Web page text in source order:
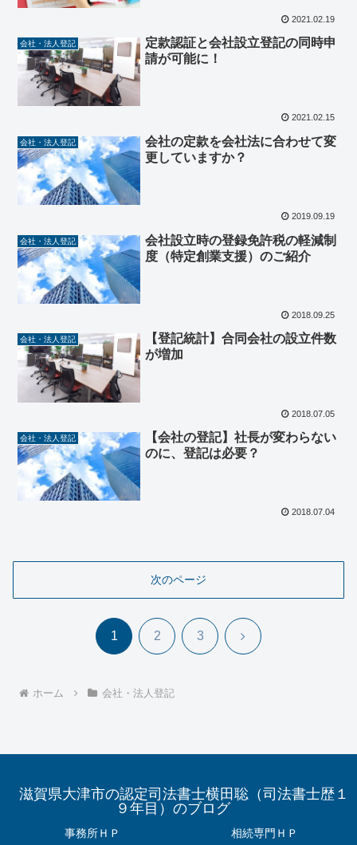
2021.02.19
会社・法人登記
定款認証と会社設立登記の同時申
請が可能に！
2021.02.15
会社・法人登記
会社の定款を会社法に合わせて変
更していますか？
2019.09.19
会社・法人登記
会社設立時の登録免許税の軽減制
度（特定創業支援）のご紹介
2018.09.25
会社・法人登記
【登記統計】合同会社の設立件数
が増加
2018.07.05
会社・法人登記
【会社の登記】社長が変わらない
のに、登記は必要？
2018.07.04
次のページ
1 2 3 次
ホーム 会社・法人登記
滋賀県大津市の認定司法書士横田聡（司法書士歴１
９年目）のブログ
事務所ＨＰ 相続専門ＨＰ